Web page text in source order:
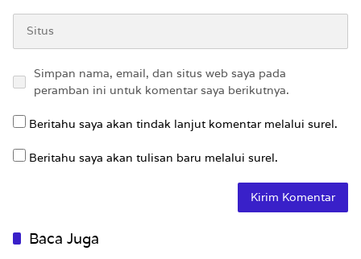
Simpan nama, email, dan situs web saya pada
peramban ini untuk komentar saya berikutnya.
Beritahu saya akan tindak lanjut komentar melalui surel.
Beritahu saya akan tulisan baru melalui surel.
Baca Juga